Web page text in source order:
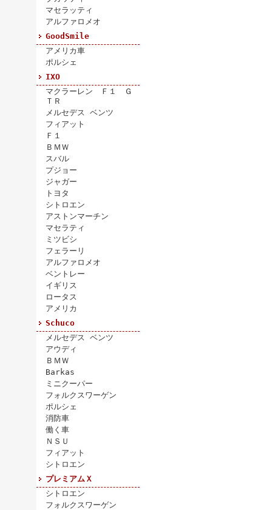
マセラッティ
アルファロメオ
GoodSmile
アメリカ車
ポルシェ
IXO
マクラーレン Ｆ１ Ｇ
ＴＲ
メルセデス ベンツ
フィアット
Ｆ１
ＢＭＷ
スバル
プジョー
ジャガー
トヨタ
シトロエン
アストンマーチン
マセラティ
ミツビシ
フェラーリ
アルファロメオ
ベントレー
イギリス
ロータス
アメリカ
Schuco
メルセデス ベンツ
アウディ
ＢＭＷ
Barkas
ミニクーパー
フォルクスワーゲン
ポルシェ
消防車
働く車
ＮＳＵ
フィアット
シトロエン
プレミアムＸ
シトロエン
フォルクスワーゲン